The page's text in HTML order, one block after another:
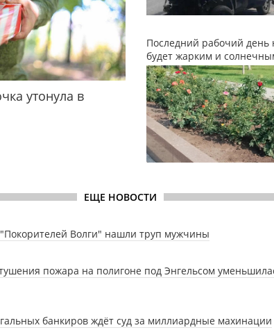
утонула в
Последний рабочий день
будет жарким и
ЕЩЕ НОВОСТИ
Волги" нашли труп мужчины
пожара на полигоне под Энгельсом
банкиров ждёт суд за миллиардные махинации